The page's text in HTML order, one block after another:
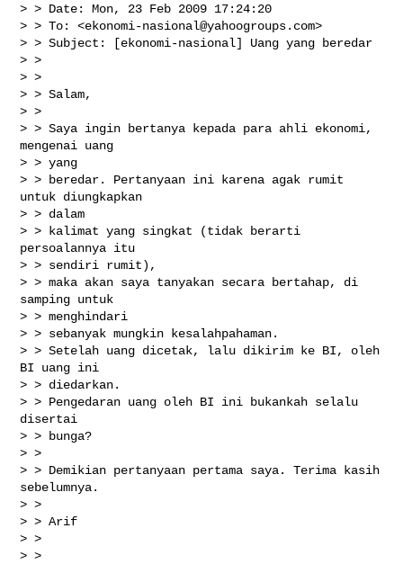
> > Date: Mon, 23 Feb 2009 17:24:20
> > To: <ekonomi-nasional@yahoogroups.com>
> > Subject: [ekonomi-nasional] Uang yang beredar
> >
> >
> > Salam,
> >
> > Saya ingin bertanya kepada para ahli ekonomi,
mengenai uang
> > yang
> > beredar. Pertanyaan ini karena agak rumit
untuk diungkapkan
> > dalam
> > kalimat yang singkat (tidak berarti
persoalannya itu
> > sendiri rumit),
> > maka akan saya tanyakan secara bertahap, di
samping untuk
> > menghindari
> > sebanyak mungkin kesalahpahaman.
> > Setelah uang dicetak, lalu dikirim ke BI, oleh
BI uang ini
> > diedarkan.
> > Pengedaran uang oleh BI ini bukankah selalu
disertai
> > bunga?
> >
> > Demikian pertanyaan pertama saya. Terima kasih
sebelumnya.
> >
> > Arif
> >
> >